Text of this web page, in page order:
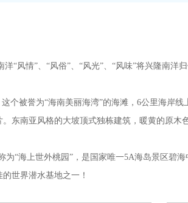
洋“风情”、“风俗”、“风光”、“风味”将兴隆南
个被誉为“海南美丽海湾”的海滩，6公里海岸
东南亚风格的大坡顶式独栋建筑，暖黄的原木
为“海上世外桃园”，是国家唯一5A海岛景区碧
世界潜水基地之一！